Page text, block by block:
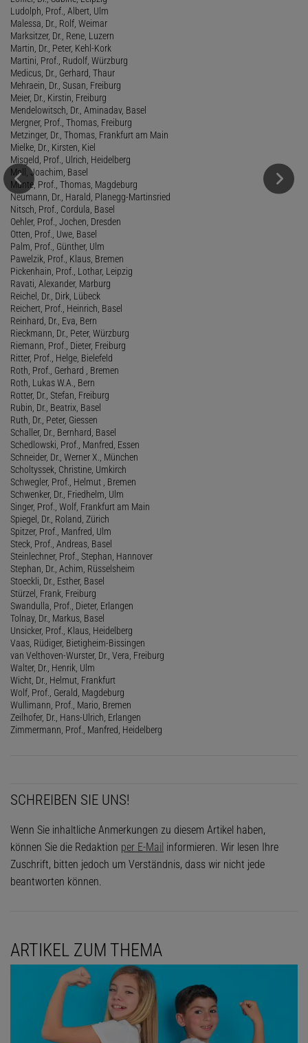
Ludolph, Prof., Albert, Ulm
Malessa, Dr., Rolf, Weimar
Marksitzer, Dr., Rene, Luzern
Martin, Dr., Peter, Kehl-Kork
Martini, Prof., Rudolf, Würzburg
Medicus, Dr., Gerhard, Thaur
Mehraein, Dr., Susan, Freiburg
Meier, Dr., Kirstin, Freiburg
Mendelowitsch, Dr., Aminadav, Basel
Mergner, Prof., Thomas, Freiburg
Metzinger, Dr., Thomas, Frankfurt am Main
Mielke, Dr., Kirsten, Kiel
Misgeld, Prof., Ulrich, Heidelberg
Moll, Joachim, Basel
Münte, Prof., Thomas, Magdeburg
Neumann, Dr., Harald, Planegg-Martinsried
Nitsch, Prof., Cordula, Basel
Oehler, Prof., Jochen, Dresden
Otten, Prof., Uwe, Basel
Palm, Prof., Günther, Ulm
Pawelzik, Prof., Klaus, Bremen
Pickenhain, Prof., Lothar, Leipzig
Ravati, Alexander, Marburg
Reichel, Dr., Dirk, Lübeck
Reichert, Prof., Heinrich, Basel
Reinhard, Dr., Eva, Bern
Rieckmann, Dr., Peter, Würzburg
Riemann, Prof., Dieter, Freiburg
Ritter, Prof., Helge, Bielefeld
Roth, Prof., Gerhard , Bremen
Roth, Lukas W.A., Bern
Rotter, Dr., Stefan, Freiburg
Rubin, Dr., Beatrix, Basel
Ruth, Dr., Peter, Giessen
Schaller, Dr., Bernhard, Basel
Schedlowski, Prof., Manfred, Essen
Schneider, Dr., Werner X., München
Scholtyssek, Christine, Umkirch
Schwegler, Prof., Helmut , Bremen
Schwenker, Dr., Friedhelm, Ulm
Singer, Prof., Wolf, Frankfurt am Main
Spiegel, Dr., Roland, Zürich
Spitzer, Prof., Manfred, Ulm
Steck, Prof., Andreas, Basel
Steinlechner, Prof., Stephan, Hannover
Stephan, Dr., Achim, Rüsselsheim
Stoeckli, Dr., Esther, Basel
Stürzel, Frank, Freiburg
Swandulla, Prof., Dieter, Erlangen
Tolnay, Dr., Markus, Basel
Unsicker, Prof., Klaus, Heidelberg
Vaas, Rüdiger, Bietigheim-Bissingen
van Velthoven-Wurster, Dr., Vera, Freiburg
Walter, Dr., Henrik, Ulm
Wicht, Dr., Helmut, Frankfurt
Wolf, Prof., Gerald, Magdeburg
Wullimann, Prof., Mario, Bremen
Zeilhofer, Dr., Hans-Ulrich, Erlangen
Zimmermann, Prof., Manfred, Heidelberg
SCHREIBEN SIE UNS!
Wenn Sie inhaltliche Anmerkungen zu diesem Artikel haben,
können Sie die Redaktion per E-Mail informieren. Wir lesen Ihre
Zuschrift, bitten jedoch um Verständnis, dass wir nicht jede
beantworten können.
ARTIKEL ZUM THEMA